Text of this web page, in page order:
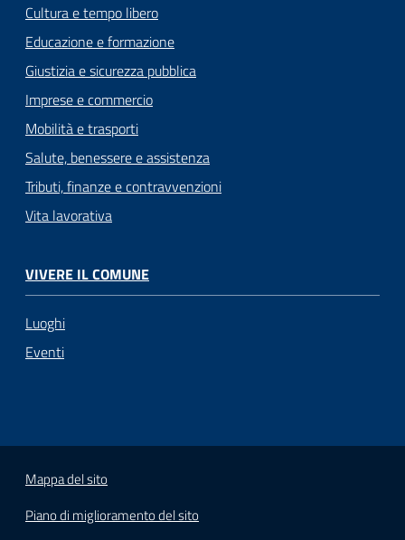
Cultura e tempo libero
Educazione e formazione
Giustizia e sicurezza pubblica
Imprese e commercio
Mobilità e trasporti
Salute, benessere e assistenza
Tributi, finanze e contravvenzioni
Vita lavorativa
VIVERE IL COMUNE
Luoghi
Eventi
Mappa del sito
Piano di miglioramento del sito